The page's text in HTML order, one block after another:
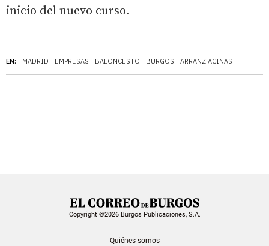
EN: MADRID EMPRESAS BALONCESTO BURGOS ARRANZ ACINAS
inicio del nuevo curso.
Copyright ©2026 Burgos Publicaciones, S.A.
Quiénes somos